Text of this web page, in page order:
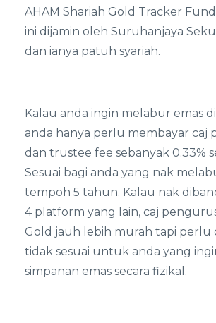
AHAM Shariah Gold Tracker
ini dijamin oleh Suruhanjaya
dan ianya patuh syariah.
Kalau anda ingin melabur emas
anda hanya perlu membayar caj
dan trustee fee sebanyak 0.33%
Sesuai bagi anda yang nak
tempoh 5 tahun. Kalau nak
4 platform yang lain, caj
Gold jauh lebih murah tapi perlu
tidak sesuai untuk anda yang
simpanan emas secara fizikal.